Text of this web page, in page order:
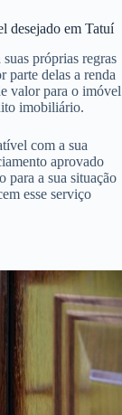
desejado em Tatuí
próprias regras
parte delas a renda
valor para o imóvel
imobiliário.
com a sua
aprovado
para a sua situação
esse serviço